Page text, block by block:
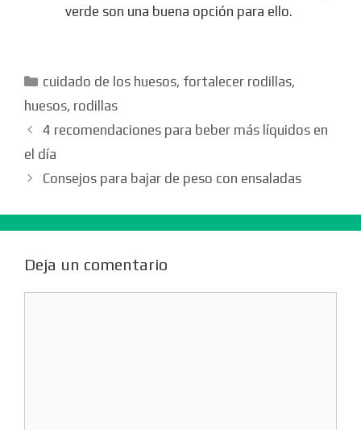
verde son una buena opción para ello.
Categorías
cuidado de los huesos, fortalecer rodillas,
huesos, rodillas
4 recomendaciones para beber más líquidos en
el día
Consejos para bajar de peso con ensaladas
Deja un comentario